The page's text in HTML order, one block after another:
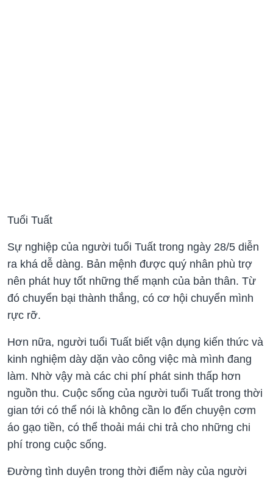
Tuổi Tuất
Sự nghiệp của người tuổi Tuất trong ngày 28/5 diễn
ra khá dễ dàng. Bản mệnh được quý nhân phù trợ
nên phát huy tốt những thế mạnh của bản thân. Từ
đó chuyển bại thành thắng, có cơ hội chuyển mình
rực rỡ.
Hơn nữa, người tuổi Tuất biết vận dụng kiến thức và
kinh nghiệm dày dặn vào công việc mà mình đang
làm. Nhờ vậy mà các chi phí phát sinh thấp hơn
nguồn thu. Cuộc sống của người tuổi Tuất trong thời
gian tới có thể nói là không cần lo đến chuyện cơm
áo gạo tiền, có thể thoải mái chi trả cho những chi
phí trong cuộc sống.
Đường tình duyên trong thời điểm này của người